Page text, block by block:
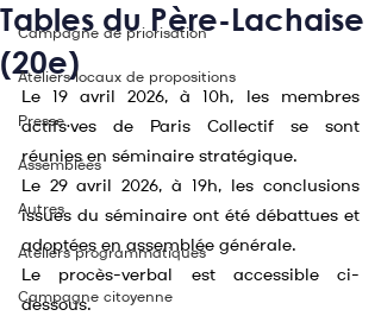
Campagne de priorisation
Ateliers locaux de propositions
Presse
Assemblées
Autres
Ateliers programmatiques
Campagne citoyenne
Tables du Père-Lachaise
(20e)
Le 19 avril 2026, à 10h, les membres
actifs·ves de Paris Collectif se sont
réunies en séminaire stratégique.
Le 29 avril 2026, à 19h, les conclusions
issues du séminaire ont été débattues et
adoptées en assemblée générale.
Le procès-verbal est accessible ci-
dessous.